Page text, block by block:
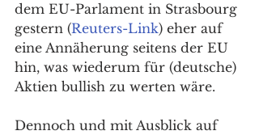
dem EU-Parlament in Strasbourg
gestern (Reuters-Link) eher auf
eine Annäherung seitens der EU
hin, was wiederum für (deutsche)
Aktien bullish zu werten wäre.
Dennoch und mit Ausblick auf